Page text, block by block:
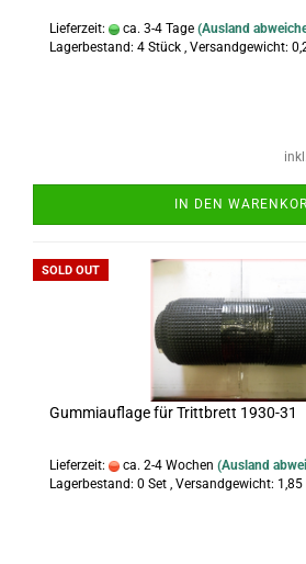
Lieferzeit: ca. 3-4 Tage (Ausland
Lagerbestand: 4 Stück , Versandgewicht:
IN DEN
SOLD OUT
Gummiauflage für Trittbrett 1930-31
Lieferzeit: ca. 2-4 Wochen (Ausland
Lagerbestand: 0 Set , Versandgewicht: 1,85